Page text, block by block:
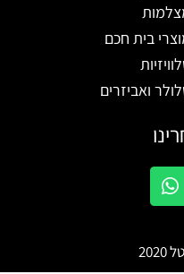
בית חכם
ואביזרים
W
h
s